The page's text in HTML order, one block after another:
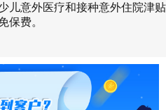
儿意外医疗和接种意外住院津贴
保费。